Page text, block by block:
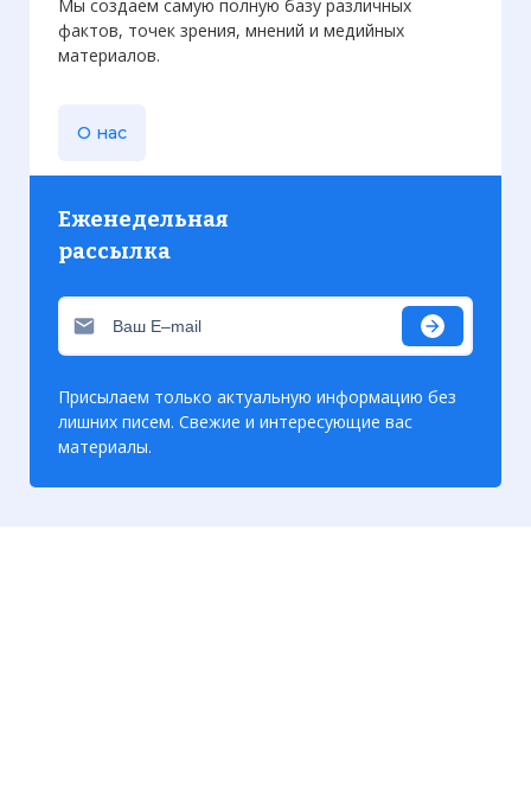
Мы создаем самую полную базу различных
фактов, точек зрения, мнений и медийных
материалов.
О нас
Еженедельная
рассылка
Присылаем только актуальную информацию без
лишних писем. Свежие и интересующие вас
материалы.